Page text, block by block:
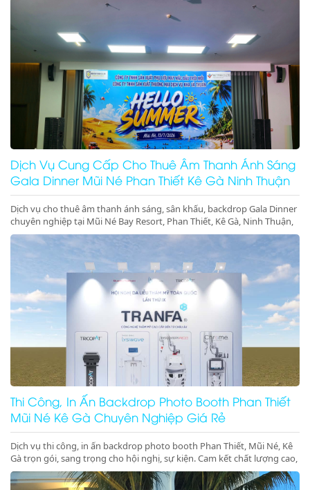
Dịch Vụ Cung Cấp Cho Thuê Âm Thanh Ánh Sáng
Gala Dinner Mũi Né Phan Thiết Kê Gà Ninh Thuận
Dịch vụ cho thuê âm thanh ánh sáng, sân khấu, backdrop Gala Dinner
chuyên nghiệp tại Mũi Né Bay Resort, Phan Thiết, Kê Gà, Ninh Thuận,
Ninh Chữ, Vĩnh Hy. Thiết bị hiện đại, giá cực tốt. Gọi ngay!
Thi Công, In Ấn Backdrop Photo Booth Phan Thiết
Mũi Né Kê Gà Chuyên Nghiệp Giá Rẻ
Dịch vụ thi công, in ấn backdrop photo booth Phan Thiết, Mũi Né, Kê
Gà trọn gói, sang trọng cho hội nghị, sự kiện. Cam kết chất lượng cao,
đúng tiến độ. Gọi ngay!